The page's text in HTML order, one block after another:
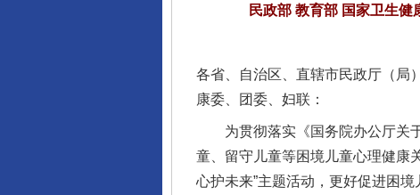
民政部 教育部 国家卫生
各省、自治区、直辖市民政厅（局
康委、团委、妇联：
为贯彻落实《国务院办公厅关于
童、留守儿童等困境儿童心理健康
心护未来”主题活动，更好促进困